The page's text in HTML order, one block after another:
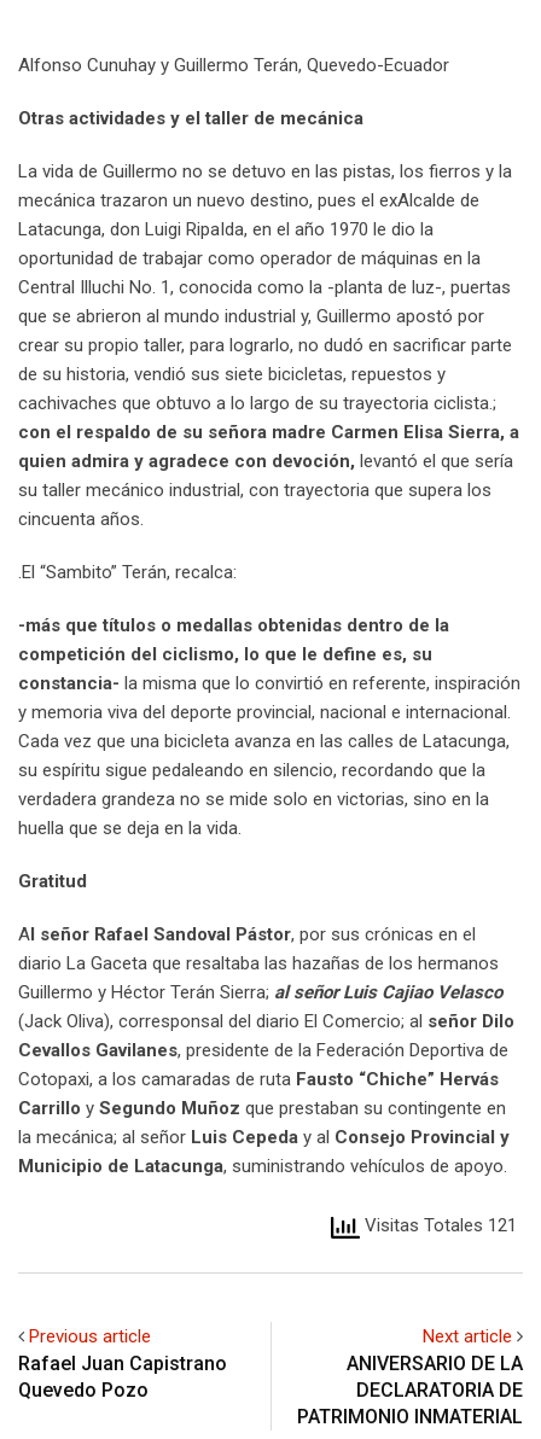
Alfonso Cunuhay y Guillermo Terán, Quevedo-Ecuador
Otras actividades y el taller de mecánica
La vida de Guillermo no se detuvo en las pistas, los fierros y la
mecánica trazaron un nuevo destino, pues el exAlcalde de
Latacunga, don Luigi RipaIda, en el año 1970 le dio la
oportunidad de trabajar como operador de máquinas en la
Central Illuchi No. 1, conocida como la -planta de luz-, puertas
que se abrieron al mundo industrial y, Guillermo apostó por
crear su propio taller, para lograrlo, no dudó en sacrificar parte
de su historia, vendió sus siete bicicletas, repuestos y
cachivaches que obtuvo a lo largo de su trayectoria ciclista.;
con el respaldo de su señora madre Carmen Elisa Sierra, a
quien admira y agradece con devoción, levantó el que sería
su taller mecánico industrial, con trayectoria que supera los
cincuenta años.
.El “Sambito” Terán, recalca:
-más que títulos o medallas obtenidas dentro de la
competición del ciclismo, lo que le define es, su
constancia- la misma que lo convirtió en referente, inspiración
y memoria viva del deporte provincial, nacional e internacional.
Cada vez que una bicicleta avanza en las calles de Latacunga,
su espíritu sigue pedaleando en silencio, recordando que la
verdadera grandeza no se mide solo en victorias, sino en la
huella que se deja en la vida.
Gratitud
Al señor Rafael Sandoval Pástor, por sus crónicas en el
diario La Gaceta que resaltaba las hazañas de los hermanos
Guillermo y Héctor Terán Sierra; al señor Luis Cajiao Velasco
(Jack Oliva), corresponsal del diario El Comercio; al señor Dilo
Cevallos Gavilanes, presidente de la Federación Deportiva de
Cotopaxi, a los camaradas de ruta Fausto “Chiche” Hervás
Carrillo y Segundo Muñoz que prestaban su contingente en
la mecánica; al señor Luis Cepeda y al Consejo Provincial y
Municipio de Latacunga, suministrando vehículos de apoyo.
Visitas Totales 121
Previous article
Rafael Juan Capistrano
Quevedo Pozo
Next article
ANIVERSARIO DE LA
DECLARATORIA DE
PATRIMONIO INMATERIAL